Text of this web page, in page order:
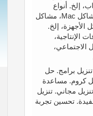
إلخ. أنواع
المشاكل: مشاكل Windows، مشاكل Mac، مشاكل
الأجهزة، إلخ.
الإنتاجية،
الاجتماعي،
برامج. حل
كروم. مساعدة
مجاني. تنزيل
تحسين تجربة